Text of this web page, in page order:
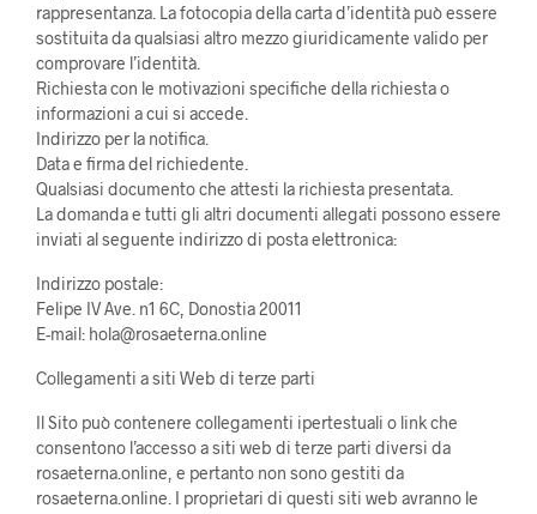
rappresentanza. La fotocopia della carta d’identità può essere
sostituita da qualsiasi altro mezzo giuridicamente valido per
comprovare l’identità.
Richiesta con le motivazioni specifiche della richiesta o
informazioni a cui si accede.
Indirizzo per la notifica.
Data e firma del richiedente.
Qualsiasi documento che attesti la richiesta presentata.
La domanda e tutti gli altri documenti allegati possono essere
inviati al seguente indirizzo di posta elettronica:
Indirizzo postale:
Felipe IV Ave. n1 6C, Donostia 20011
E-mail: hola@rosaeterna.online
Collegamenti a siti Web di terze parti
Il Sito può contenere collegamenti ipertestuali o link che
consentono l’accesso a siti web di terze parti diversi da
rosaeterna.online, e pertanto non sono gestiti da
rosaeterna.online. I proprietari di questi siti web avranno le